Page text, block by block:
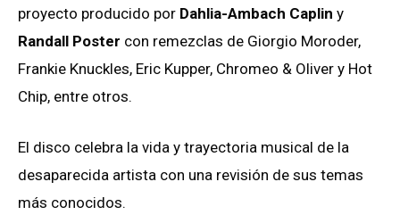
proyecto producido por Dahlia-Ambach Caplin y
Randall Poster con remezclas de Giorgio Moroder,
Frankie Knuckles, Eric Kupper, Chromeo & Oliver y Hot
Chip, entre otros.
El disco celebra la vida y trayectoria musical de la
desaparecida artista con una revisión de sus temas
más conocidos.